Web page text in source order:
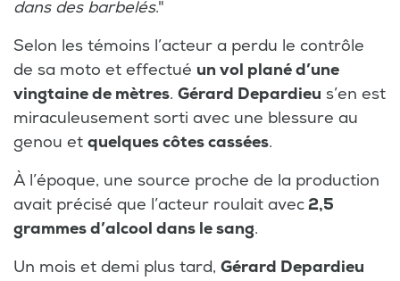
dans des barbelés."
Selon les témoins l’acteur a perdu le contrôle
de sa moto et effectué un vol plané d’une
vingtaine de mètres. Gérard Depardieu s’en est
miraculeusement sorti avec une blessure au
genou et quelques côtes cassées.
À l’époque, une source proche de la production
avait précisé que l’acteur roulait avec 2,5
grammes d’alcool dans le sang.
Un mois et demi plus tard, Gérard Depardieu